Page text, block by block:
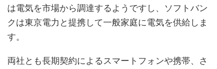
は電気を市場から調達するようですし、ソフトバン
クは東京電力と提携して一般家庭に電気を供給しま
す。
両社とも長期契約によるスマートフォンや携帯、さ